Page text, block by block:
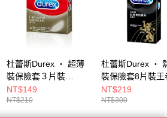
杜蕾斯Durex ‧ 超薄
裝保險套３片裝
E592225
NT$149
NT$210
杜蕾斯Durex ‧
裝保險套8片裝王
E592230
NT$219
NT$300